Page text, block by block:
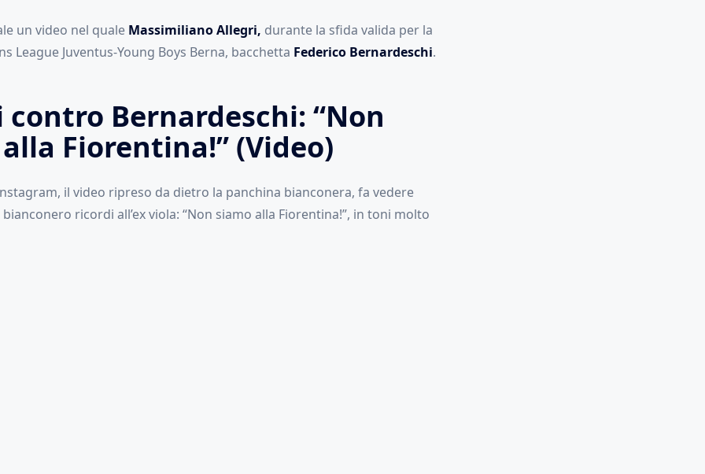
un video nel quale Massimiliano Allegri, durante la sfida valida per la
League Juventus-Young Boys Berna, bacchetta Federico Bernardeschi.
Bernardeschi: “Non
Fiorentina!” (Video)
il video ripreso da dietro la panchina bianconera, fa vedere
ricordi all’ex viola: “Non siamo alla Fiorentina!”, in toni molto